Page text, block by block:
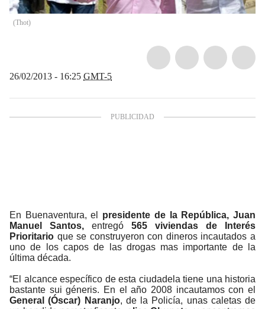
(Thot)
26/02/2013 - 16:25 GMT-5
En Buenaventura, el presidente de la República, Juan
Manuel Santos, entregó 565 viviendas de Interés
Prioritario que se construyeron con dineros incautados a
uno de los capos de las drogas mas importante de la
última década.
“El alcance específico de esta ciudadela tiene una historia
bastante sui géneris. En el año 2008 incautamos con el
General (Óscar) Naranjo, de la Policía, unas caletas de